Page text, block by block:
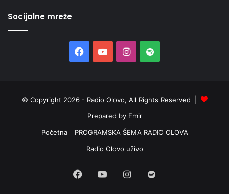
Socijalne mreže
Facebook
YouTubeInstagram
Spotify
© Copyright 2026 - Radio Olovo, All Rights Reserved |
Prepared by Emir
Početna
PROGRAMSKA ŠEMA RADIO OLOVA
Radio Olovo uživo
Facebook
YouTubeInstagram
Spotify